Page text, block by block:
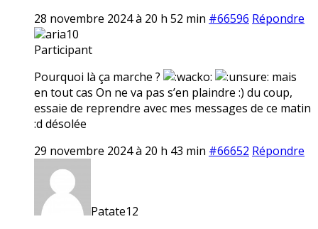
28 novembre 2024 à 20 h 52 min #66596 Répondre
aria10
Participant
Pourquoi là ça marche ?
mais
en tout cas On ne va pas s’en plaindre :) du coup,
essaie de reprendre avec mes messages de ce matin
:d désolée
29 novembre 2024 à 20 h 43 min #66652 Répondre
Patate12